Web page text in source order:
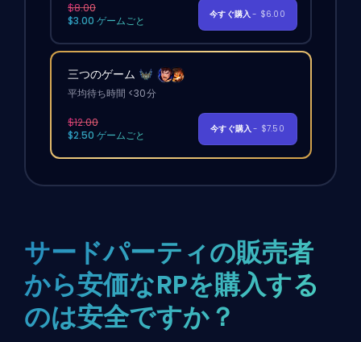
$8.00
$3.00 ゲームごと
今すぐ購入- $6.00
三つのゲーム
平均待ち時間 <30分
$12.00
$2.50 ゲームごと
今すぐ購入- $7.50
サードパーティの販売者
から安価なRPを購入する
のは安全ですか？